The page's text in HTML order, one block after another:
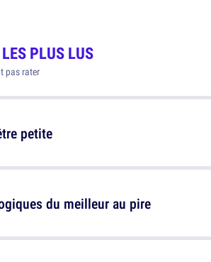
LES PLUS LUS
pas rater
petite
du meilleur au pire